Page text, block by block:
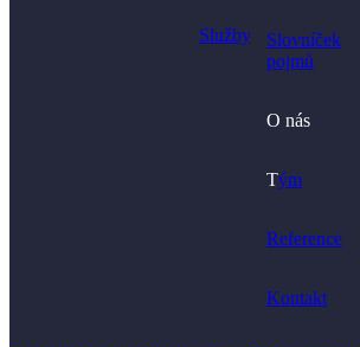
Služby
Slovníček
pojmů
O nás
Tým
Reference
Kontakt